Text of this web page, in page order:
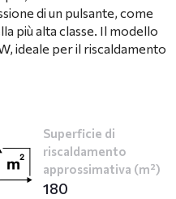
di un pulsante, come
più alta classe. Il modello
ideale per il riscaldamento
Superficie di
riscaldamento
approssimativa (m²)
180